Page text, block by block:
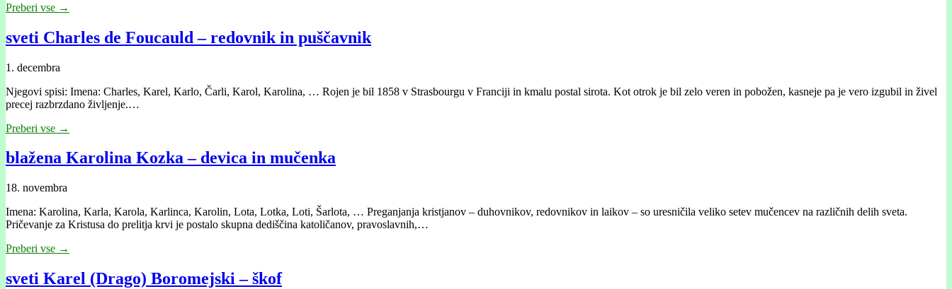
Preberi vse →
sveti Charles de Foucauld – redovnik in puščavnik
1. decembra
Njegovi spisi: Imena: Charles, Karel, Karlo, Čarli, Karol, Karolina, … Rojen je bil 1858 v Strasbourgu v Franciji in kmalu postal sirota. Kot otrok je bil zelo veren in pobožen, kasneje pa je vero izgubil in živel
precej razbrzdano življenje.…
Preberi vse →
blažena Karolina Kozka – devica in mučenka
18. novembra
Imena: Karolina, Karla, Karola, Karlinca, Karolin, Lota, Lotka, Loti, Šarlota, … Preganjanja kristjanov – duhovnikov, redovnikov in laikov – so uresničila veliko setev mučencev na različnih delih sveta.
Pričevanje za Kristusa do prelitja krvi je postalo skupna dediščina katoličanov, pravoslavnih,…
Preberi vse →
sveti Karel (Drago) Boromejski – škof